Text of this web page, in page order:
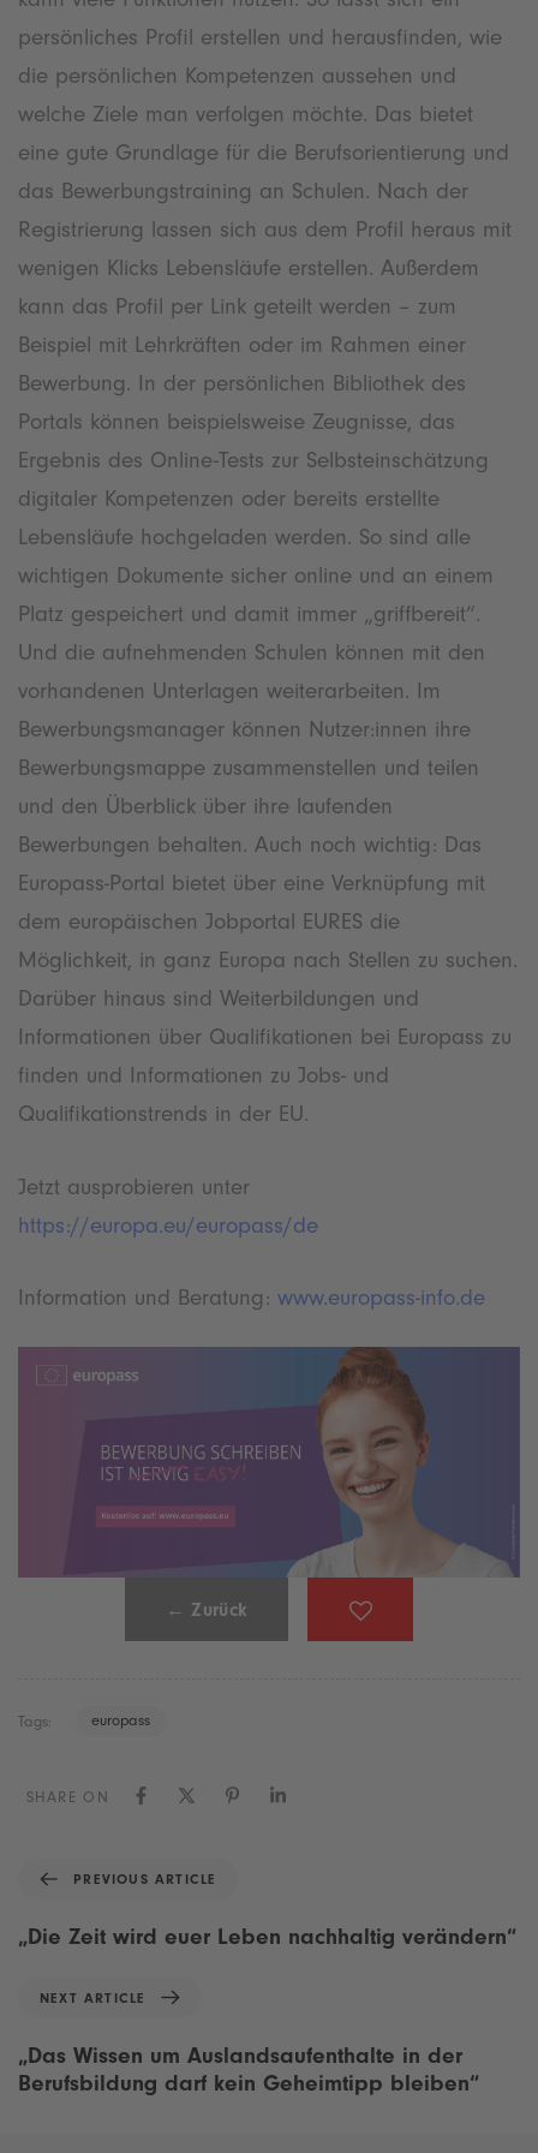
persönliches Profil erstellen und herausfinden, wie
die persönlichen Kompetenzen aussehen und
welche Ziele man verfolgen möchte. Das bietet
eine gute Grundlage für die Berufsorientierung und
das Bewerbungstraining an Schulen. Nach der
Registrierung lassen sich aus dem Profil heraus mit
wenigen Klicks Lebensläufe erstellen. Außerdem
kann das Profil per Link geteilt werden – zum
Beispiel mit Lehrkräften oder im Rahmen einer
Bewerbung. In der persönlichen Bibliothek des
Portals können beispielsweise Zeugnisse, das
Ergebnis des Online-Tests zur Selbsteinschätzung
digitaler Kompetenzen oder bereits erstellte
Lebensläufe hochgeladen werden. So sind alle
wichtigen Dokumente sicher online und an einem
Platz gespeichert und damit immer „griffbereit“.
Und die aufnehmenden Schulen können mit den
vorhandenen Unterlagen weiterarbeiten. Im
Bewerbungsmanager können Nutzer:innen ihre
Bewerbungsmappe zusammenstellen und teilen
und den Überblick über ihre laufenden
Bewerbungen behalten. Auch noch wichtig: Das
Europass-Portal bietet über eine Verknüpfung mit
dem europäischen Jobportal EURES die
Möglichkeit, in ganz Europa nach Stellen zu suchen.
Darüber hinaus sind Weiterbildungen und
Informationen über Qualifikationen bei Europass zu
finden und Informationen zu Jobs- und
Qualifikationstrends in der EU.
Jetzt ausprobieren unter
https://europa.eu/europass/de
Information und Beratung: www.europass-info.de
← Zurück
Tags: europass
SHARE ON
e
v
s
A
PREVIOUS ARTICLE
„Die Zeit wird euer Leben nachhaltig verändern“
t
A
NEXT ARTICLE
„Das Wissen um Auslandsaufenthalte in der
Berufsbildung darf kein Geheimtipp bleiben“